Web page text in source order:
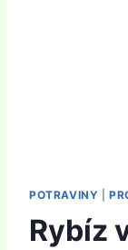
POTRAVINY |
Rybíz